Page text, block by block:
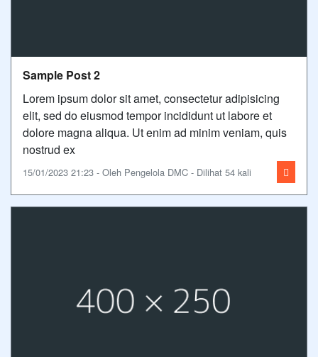
Sample Post 2
Lorem ipsum dolor sit amet, consectetur adipisicing
elit, sed do eiusmod tempor incididunt ut labore et
dolore magna aliqua. Ut enim ad minim veniam, quis
nostrud ex
15/01/2023 21:23 - Oleh Pengelola DMC - Dilihat 54 kali